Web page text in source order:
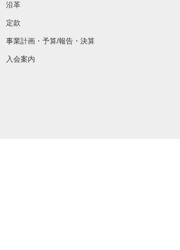
沿革
定款
事業計画・予算/報告・決算
入会案内